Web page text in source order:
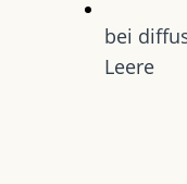
bei
Leere